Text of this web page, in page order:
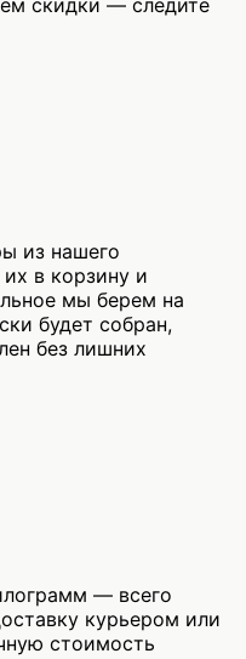
скидки — следите
из нашего
в корзину и
мы берем на
будет собран,
без лишних
— всего
курьером или
стоимость